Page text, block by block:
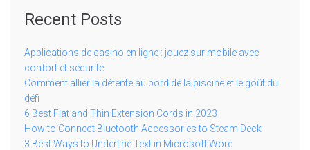
Recent Posts
Applications de casino en ligne : jouez sur mobile avec
confort et sécurité
Comment allier la détente au bord de la piscine et le goût du
défi
6 Best Flat and Thin Extension Cords in 2023
How to Connect Bluetooth Accessories to Steam Deck
3 Best Ways to Underline Text in Microsoft Word